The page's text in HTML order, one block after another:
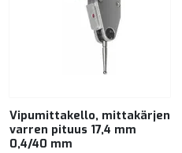
Vipumittakello, mittakärjen
varren pituus 17,4 mm
0,4/40 mm